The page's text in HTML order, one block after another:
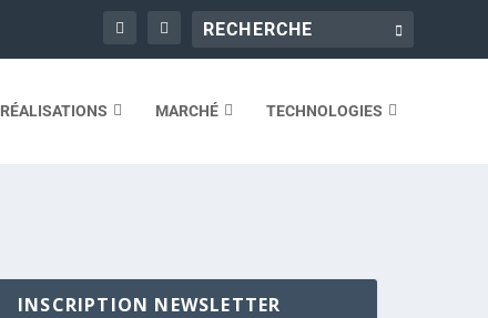
RÉALISATIONS MARCHÉ TECHNOLOGIES
INSCRIPTION NEWSLETTER